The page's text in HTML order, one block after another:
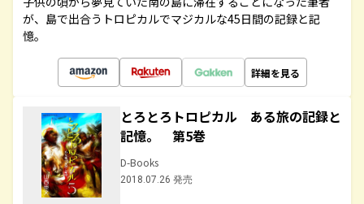
が、島で出合うトロピカルでマジカルな45日間の記録と記
憶。
詳細を見る
とろとろトロピカル ある旅の記録と
記憶。 第5巻
D-Books
2018.07.26 発売